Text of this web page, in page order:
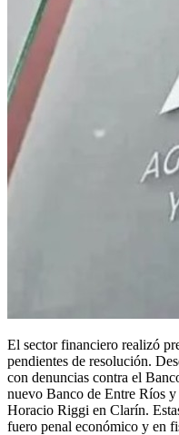
El sector financiero realizó
pendientes de resolución.
con denuncias contra el
nuevo Banco de Entre Ríos
Horacio Riggi en Clarín.
fuero penal económico y en